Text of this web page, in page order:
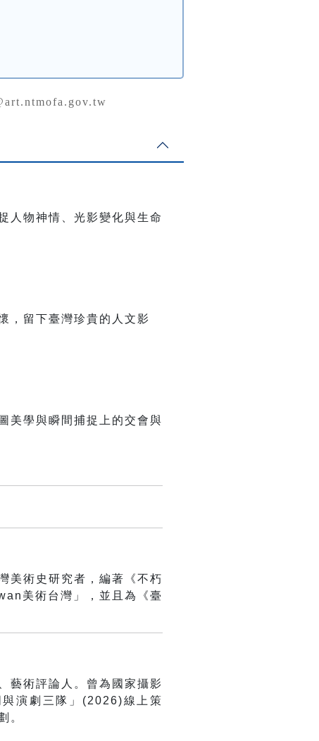
人物神情、光影變化與生命
，留下臺灣珍貴的人文影
美學與瞬間捕捉上的交會與
美術史研究者，編著
《不朽
美術台灣」， 並且為《臺
藝術評論人。 曾為國家攝影
演劇三隊」(2026)線上策
。